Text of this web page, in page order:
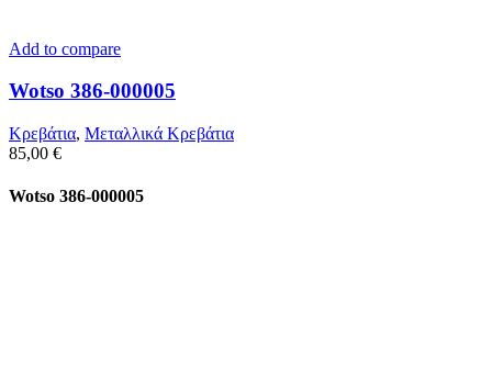
Add to compare
Wotso 386-000005
Κρεβάτια, Μεταλλικά Κρεβάτια
85,00 €
Wotso 386-000005